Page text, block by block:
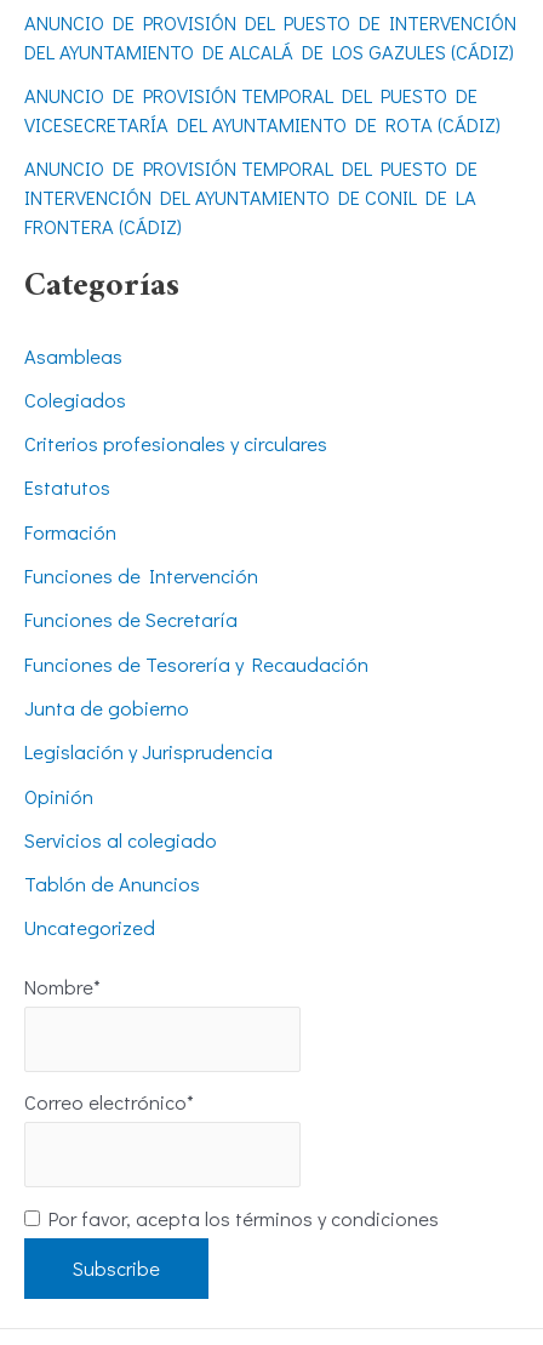
r
:
ANUNCIO DE PROVISIÓN DEL PUESTO DE INTERVENCIÓN
DEL AYUNTAMIENTO DE ALCALÁ DE LOS GAZULES (CÁDIZ)
ANUNCIO DE PROVISIÓN TEMPORAL DEL PUESTO DE
VICESECRETARÍA DEL AYUNTAMIENTO DE ROTA (CÁDIZ)
ANUNCIO DE PROVISIÓN TEMPORAL DEL PUESTO DE
INTERVENCIÓN DEL AYUNTAMIENTO DE CONIL DE LA
FRONTERA (CÁDIZ)
Categorías
Asambleas
Colegiados
Criterios profesionales y circulares
Estatutos
Formación
Funciones de Intervención
Funciones de Secretaría
Funciones de Tesorería y Recaudación
Junta de gobierno
Legislación y Jurisprudencia
Opinión
Servicios al colegiado
Tablón de Anuncios
Uncategorized
Nombre*
Correo electrónico*
Por favor, acepta los términos y condiciones